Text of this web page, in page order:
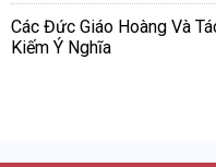
Các Đức Giáo Hoàng Và
Kiếm Ý Nghĩa